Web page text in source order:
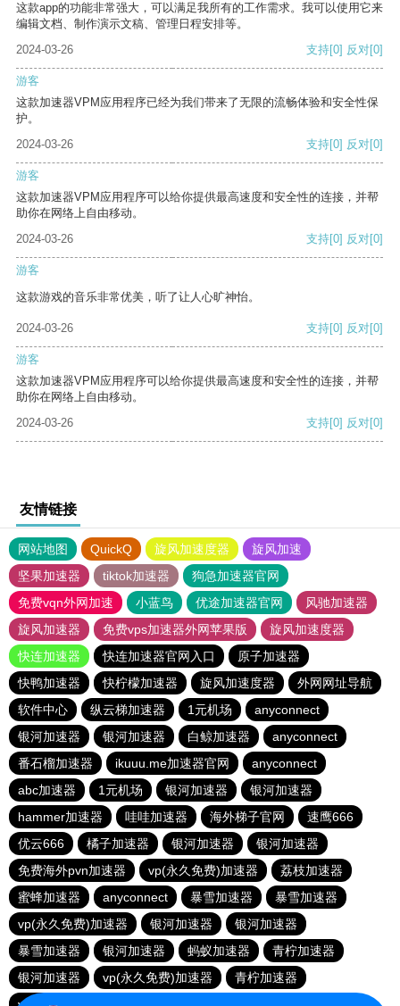
这款app的功能非常强大，可以满足我所有的工作需求。我可以使用它来
编辑文档、制作演示文稿、管理日程安排等。
2024-03-26
支持[0] 反对[0]
游客
这款加速器VPM应用程序已经为我们带来了无限的流畅体验和安全性保
护。
2024-03-26
支持[0] 反对[0]
游客
这款加速器VPM应用程序可以给你提供最高速度和安全性的连接，并帮
助你在网络上自由移动。
2024-03-26
支持[0] 反对[0]
游客
这款游戏的音乐非常优美，听了让人心旷神怡。
2024-03-26 支持[0] 反对[0]
游客
这款加速器VPM应用程序可以给你提供最高速度和安全性的连接，并帮
助你在网络上自由移动。
2024-03-26
支持[0] 反对[0]
友情链接
网站地图 QuickQ 旋风加速度器
旋风加速
坚果加速器
tiktok加速器
狗急加速器官网
免费vqn外网加速
小蓝鸟 优途加速器官网
风驰加速器
旋风加速器
免费vps加速器外网苹果版
旋风加速度器
快连加速器
快连加速器官网入口
原子加速器
快鸭加速器
快柠檬加速器 旋风加速度器
外网网址导航
软件中心
纵云梯加速器 1元机场
anyconnect
银河加速器
银河加速器 白鲸加速器
anyconnect
番石榴加速器
ikuuu.me加速器官网
anyconnect
abc加速器
1元机场 银河加速器
银河加速器
hammer加速器
哇哇加速器 海外梯子官网
速鹰666
优云666
橘子加速器 银河加速器
银河加速器
免费海外pvn加速器
vp(永久免费)加速器
荔枝加速器
蜜蜂加速器
anyconnect 暴雪加速器
暴雪加速器
vp(永久免费)加速器
银河加速器
银河加速器
暴雪加速器
银河加速器 蚂蚁加速器
青柠加速器
银河加速器
vp(永久免费)加速器
青柠加速器